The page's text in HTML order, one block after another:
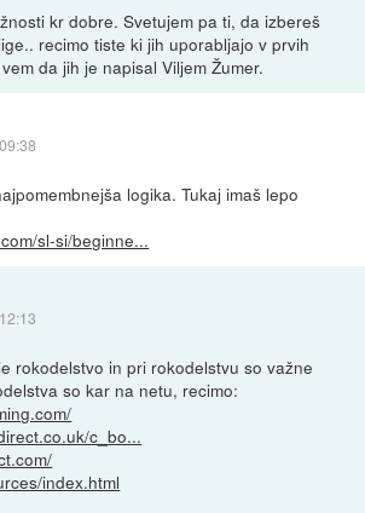
kr dobre. Svetujem pa ti, da izbereš
recimo tiste ki jih uporabljajo v prvih
da jih je napisal Viljem Žumer.
logika. Tukaj imaš lepo
sl-si/beginne...
rokodelstvo in pri rokodelstvu so važne
so kar na netu, recimo:
c_bo...
index.html